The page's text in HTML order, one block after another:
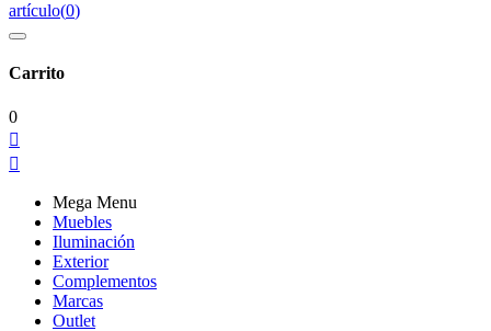
artículo(0)
Carrito
0


Mega Menu
Muebles
Iluminación
Exterior
Complementos
Marcas
Outlet